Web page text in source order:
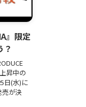
』限定
？
昇中の
日(水)に
が決